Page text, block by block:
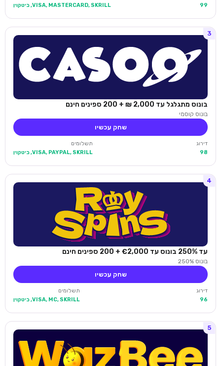
99
VISA, MASTERCARD, SKRILL, ביטקוין
3
בונוס מתגלגל עד 2,000 ₪ + 200 ספינים חינם
בונוס קוסמי
שחק עכשיו
דירוג
98
תשלומים
VISA, PAYPAL, SKRILL, ביטקוין
4
עד 250% בונוס עד €2,000 + 200 ספינים חינם
בונוס 250%
שחק עכשיו
דירוג
96
תשלומים
VISA, MC, SKRILL, ביטקוין
5